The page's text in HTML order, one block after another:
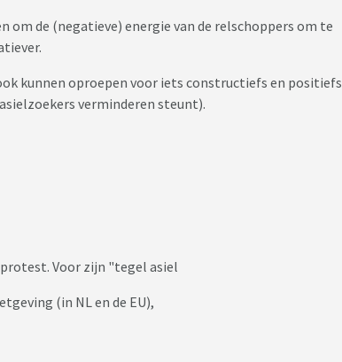
om de (negatieve) energie van de relschoppers om te
kunnen oproepen voor iets constructiefs en positiefs
verminderen steunt).
Voor zijn "tegel asiel
(in NL en de EU),